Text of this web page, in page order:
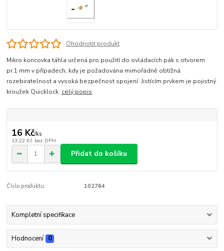
Ohodnotit produkt
Mikro koncovka táhla určená pro použití do ovládacích pák s otvorem
pr.1 mm v případech, kdy je požadována mimořádně obtížná
rozebiratelnost a vysoká bezpečnost spojení. Jistícím prvkem je pojistný
kroužek Quicklock. celý popis
16 Kč/ks
13,22 Kč bez DPH
Přidat do košíku
Číslo produktu: 102764
Kompletní specifikace
Hodnocení 0